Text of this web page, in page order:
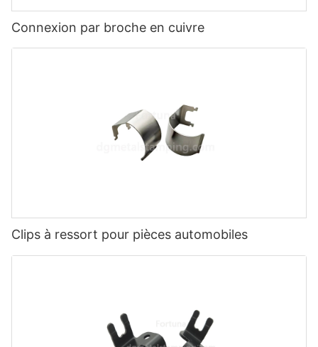
Connexion par broche en cuivre
Clips à ressort pour pièces automobiles